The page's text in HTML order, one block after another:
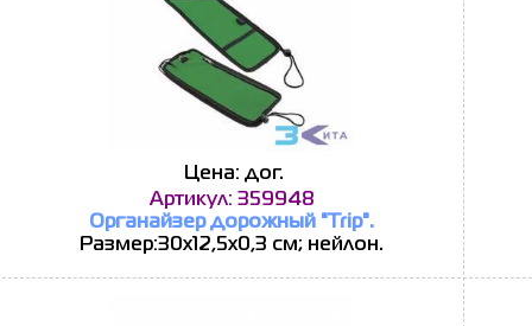
Цена: дог.
Артикул: 359948
Органайзер дорожный "Trip".
Размер:30х12,5х0,3 см; нейлон.